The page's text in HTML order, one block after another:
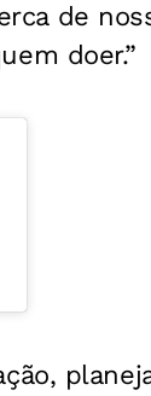
de
doer.”